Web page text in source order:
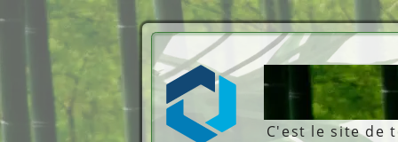
C'est le site de